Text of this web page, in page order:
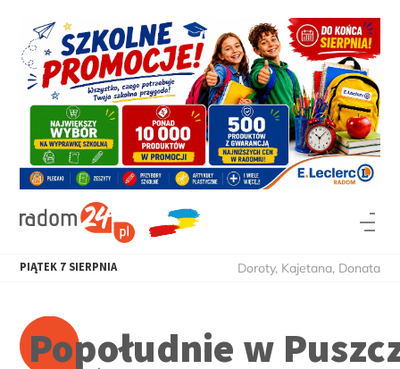
PIĄTEK 7 SIERPNIA Doroty, Kajetana, Donata
Popołudnie w